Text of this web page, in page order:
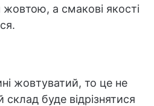
а смакові якості
жовтуватий, то це не
склад буде відрізнятися